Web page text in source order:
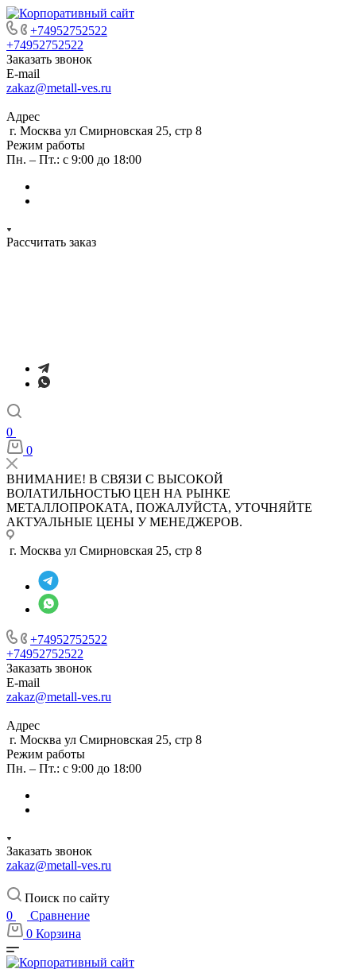
+74952752522
+74952752522
Заказать звонок
E-mail
zakaz@metall-ves.ru
Адрес
г. Москва ул Смирновская 25, стр 8
Режим работы
Пн. – Пт.: с 9:00 до 18:00
Рассчитать заказ
0
0
ВНИМАНИЕ! В СВЯЗИ С ВЫСОКОЙ
ВОЛАТИЛЬНОСТЬЮ ЦЕН НА РЫНКЕ
МЕТАЛЛОПРОКАТА, ПОЖАЛУЙСТА, УТОЧНЯЙТЕ
АКТУАЛЬНЫЕ ЦЕНЫ У МЕНЕДЖЕРОВ.
г. Москва ул Смирновская 25, стр 8
+74952752522
+74952752522
Заказать звонок
E-mail
zakaz@metall-ves.ru
Адрес
г. Москва ул Смирновская 25, стр 8
Режим работы
Пн. – Пт.: с 9:00 до 18:00
Заказать звонок
zakaz@metall-ves.ru
Поиск по сайту
0
Сравнение
0 Корзина